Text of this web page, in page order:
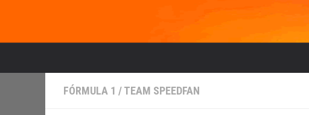
FÓRMULA 1 /TEAM SPEEDFAN